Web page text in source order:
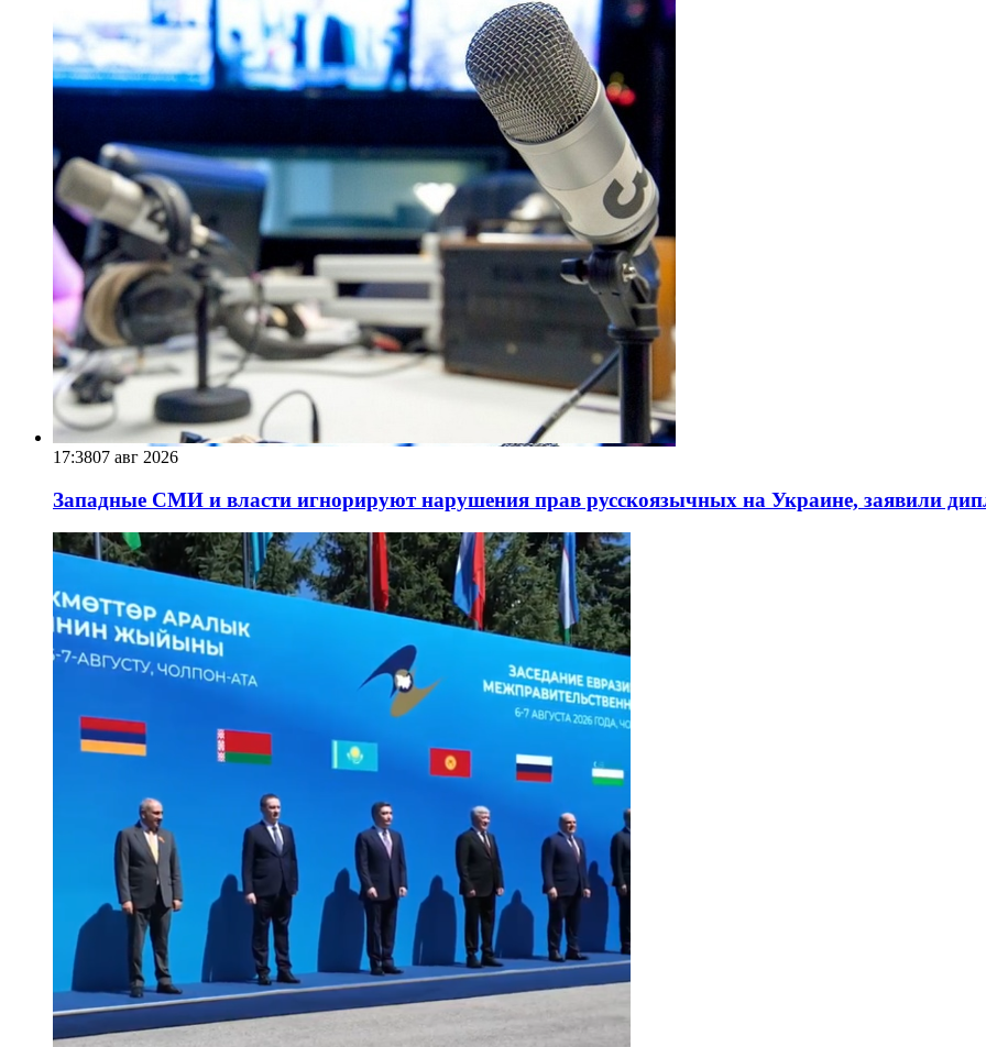
17:3807 авг 2026
Западные СМИ и власти игнорируют нарушения прав русскоязычных на Украине, заявили